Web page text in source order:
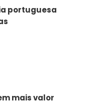
portuguesa
mais valor